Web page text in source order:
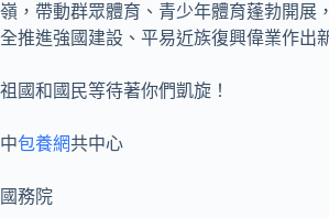
嶺，帶動群眾體育、青少年體育蓬勃開展
全推進強國建設、平易近族復興偉業作出
祖國和國民等待著你們凱旋！
中包養網共中心
國務院